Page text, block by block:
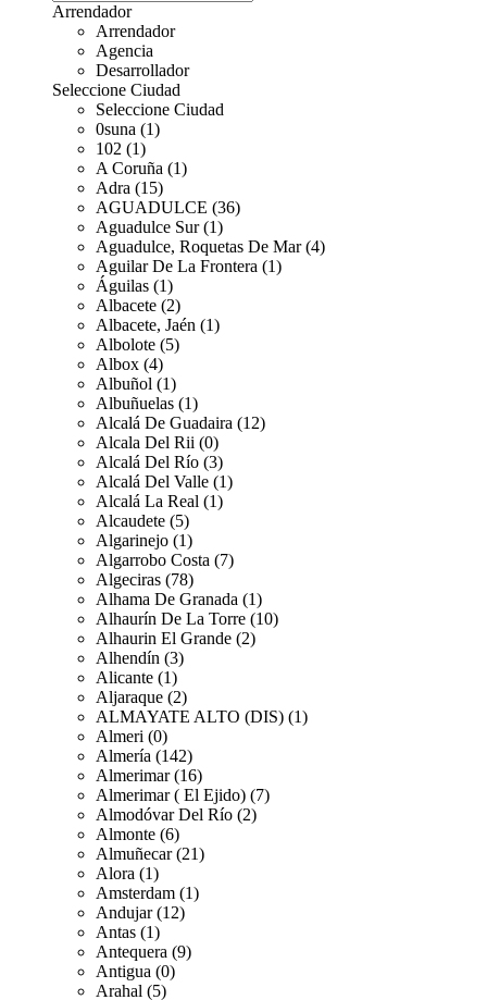
Arrendador
Arrendador
Agencia
Desarrollador
Seleccione Ciudad
Seleccione Ciudad
0suna (1)
102 (1)
A Coruña (1)
Adra (15)
AGUADULCE (36)
Aguadulce Sur (1)
Aguadulce, Roquetas De Mar (4)
Aguilar De La Frontera (1)
Águilas (1)
Albacete (2)
Albacete, Jaén (1)
Albolote (5)
Albox (4)
Albuñol (1)
Albuñuelas (1)
Alcalá De Guadaira (12)
Alcala Del Rii (0)
Alcalá Del Río (3)
Alcalá Del Valle (1)
Alcalá La Real (1)
Alcaudete (5)
Algarinejo (1)
Algarrobo Costa (7)
Algeciras (78)
Alhama De Granada (1)
Alhaurín De La Torre (10)
Alhaurin El Grande (2)
Alhendín (3)
Alicante (1)
Aljaraque (2)
ALMAYATE ALTO (DIS) (1)
Almeri (0)
Almería (142)
Almerimar (16)
Almerimar ( El Ejido) (7)
Almodóvar Del Río (2)
Almonte (6)
Almuñecar (21)
Alora (1)
Amsterdam (1)
Andujar (12)
Antas (1)
Antequera (9)
Antigua (0)
Arahal (5)